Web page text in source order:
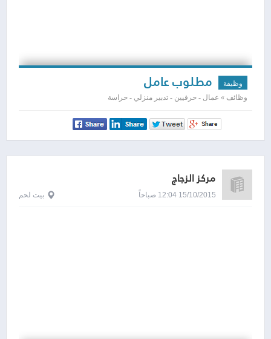
وظيفة مطلوب عامل
وظائف » عمال - حرفيين - تدبير منزلي - حراسة
مركز الزجاج
15/10/2015 12:04 صباحاً بيت لحم